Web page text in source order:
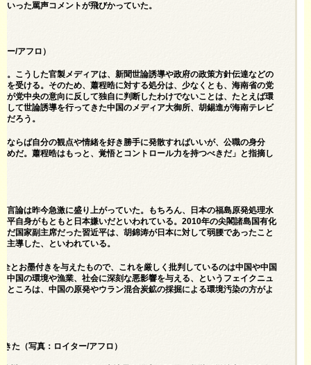
いった罵声コメントが飛びかっていた。
ー/アフロ）
。こうした官製メディアは、新聞世論誘導や政府の政策方針伝達などの
を受ける。そのため、蕭程晧に対する処分は、少なくとも、海南省の党
が党中央の意向に反して独自に判断したわけでないことは、たとえば環
して世論誘導を行ってきた中国のメディア大御所、胡錫進が海南テレビ
だろう。
ならば自分の観点や情緒を好き勝手に発散すればいいが、公職の身分
めだ。蕭程晧はもっと、覚悟とコントロール力を持つべきだ」と指摘し
言論は昨今急激に盛り上がっていた。もちろん、日本の福島原発処理水
平自身がもともと日本嫌いだといわれている。2010年の尖閣諸島国有化
だ国家副主席だった習近平は、胡錦涛が日本に対して弱腰であったこと
主導した、といわれている。
とお墨付きを与えたもので、これを厳しく批判しているのは中国や中国
中国の環境や漁業、社会に深刻な悪影響を与える、というフェイクニュ
ところは、中国の原発やウラン混合炭鉱の採掘による環境汚染の方がよ
た（写真：ロイター/アフロ）